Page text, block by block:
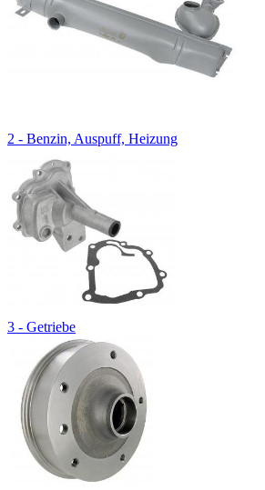
2 - Benzin, Auspuff, Heizung
3 - Getriebe